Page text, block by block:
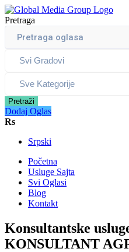
Pretraga
Pretraži
Dodaj Oglas
Rs
Srpski
Početna
Usluge Sajta
Svi Oglasi
Blog
Kontakt
Konsultantske
KONSULTANT